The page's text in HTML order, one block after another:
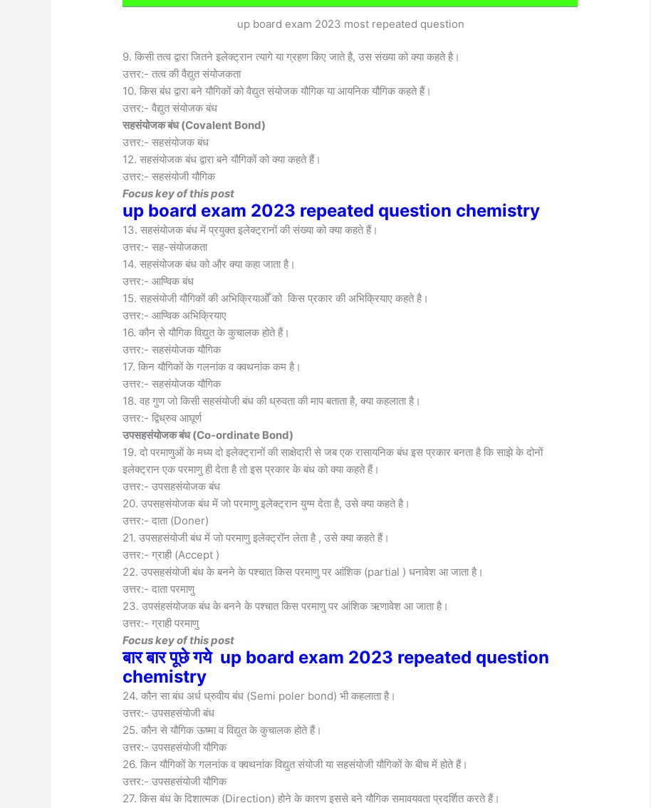
up board exam 2023 most repeated question
9. किसी तत्व द्वारा जितने इलेक्ट्रान त्यागे या ग्रहण किए जाते है, उस संख्या को क्या कहते है।
उत्तर:- तत्व की वैद्युत संयोजकता
10. किस बंध द्वारा बने यौगिकों को वैद्युत संयोजक यौगिक या आयनिक यौगिक कहते हैं।
उत्तर:- वैद्युत संयोजक बंध
सहसंयोजक बंध (Covalent Bond)
उत्तर:- सहसंयोजक बंध
12. सहसंयोजक बंध द्वारा बने यौगिकों को क्या कहते हैं।
उत्तर:- सहसंयोजी यौगिक
Focus key of this post
up board exam 2023 repeated question chemistry
13. सहसंयोजक बंध में प्रयुक्त इलेक्ट्रानों की संख्या को क्या कहते हैं।
उत्तर:- सह-संयोजकता
14. सहसंयोजक बंध को और क्या कहा जाता है।
उत्तर:- आण्विक बंध
15. सहसंयोजी यौगिकों की अभिक्रियाओँ को किस प्रकार की अभिक्रियाए कहते है।
उत्तर:- आण्विक अभिक्रियाए
16. कौन से यौगिक विद्युत के कुचालक होते हैं।
उत्तर:- सहसंयोजक यौगिक
17. किन यौगिकों के गलनांक व क्वथनांक कम है।
उत्तर:- सहसंयोजक यौगिक
18. वह गुण जो किसी सहसंयोजी बंध की ध्रुवता की माप बताता है, क्या कहलाता है।
उत्तर:- द्विध्रुव आघूर्ण
उपसहसंयोजक बंध (Co-ordinate Bond)
19. दो परमाणुओं के मध्य दो इलेक्ट्रानों की साक्षेदारी से जब एक रासायनिक बंध इस प्रकार बनता है कि साझे के दोनों
इलेक्ट्रान एक परमाणु ही देता है तो इस प्रकार के बंध को क्या कहते हैं।
उत्तर:- उपसहसंयोजक बंध
20. उपसहसंयोजक बंध में जो परमाणु इलेक्ट्रान युग्म देता है, उसे क्या कहते है।
उत्तर:- दाता (Doner)
21. उपसहसंयोजी बंध में जो परमाणु इलेक्ट्रॉन लेता है , उसे क्या कहते हैं।
उत्तर:- ग्राही (Accept )
22. उपसहसंयोजी बंध के बनने के पश्चात किस परमाणु पर आंशिक (partial ) धनावेश आ जाता है।
उत्तर:- दाता परमाणु
23. उपसंहसंयोजक बंध के बनने के पश्चात किस परमाणु पर आंशिक ऋणावेश आ जाता है।
उत्तर:- ग्राही परमाणु
Focus key of this post
बार बार पूछे गये up board exam 2023 repeated question
chemistry
24. कौन सा बंध अर्ध ध्रुवीय बंध (Semi poler bond) भी कहलाता है।
उत्तर:- उपसहसंयोजी बंध
25. कौन से यौगिक ऊष्मा व विद्युत के कुचालक होते हैं।
उत्तर:- उपसहसंयोजी यौगिक
26. किन यौगिकों के गलनांक व क्वथनांक विद्युत संयोजी या सहसंयोजी यौगिकों के बीच में होते हैं।
उत्तर:- उपसहसंयोजी यौगिक
27. किस बंध के दिशात्मक (Direction) होने के कारण इससे बने यौगिक समावयवता प्रदर्शित करते हैं।